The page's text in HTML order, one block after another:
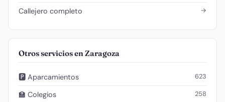
Callejero completo →
Otros servicios en Zaragoza
🅿️ Aparcamientos 623
🏫 Colegios 258